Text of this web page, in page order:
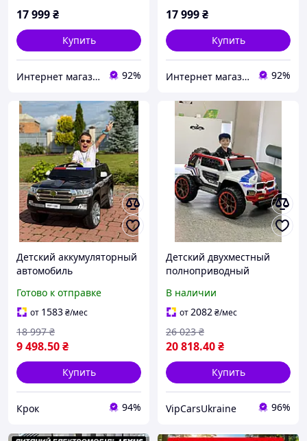
17 999₴
Купить
Интернет магазин детских товаров и товаров для дома "Твой Киндер" 92%
17 999₴
Купить
Интернет магазин детских товаров и товаров для дома "Твой Киндер" 92%
Детский аккумуляторный
автомобиль
двухместный джип
полицейская машина с
пультом электро багги
Готово к отправке
от 1583₴/мес
9 498.50₴
18 997 ₴
Купить
Крок 94%
Детский двухместный
полноприводный
M5850EBLR-1 Motorsport
Series с ручкой для
транспортировки, белый,
от 1 до 7л
В наличии
от2082₴/мес
20 818.40₴
26 023 ₴
Купить
VipCarsUkraine 96%